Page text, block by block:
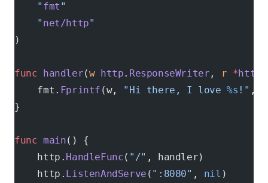
    "
fmt "
    "
net/http"
)
func handler(w http. ResponseWriter , r *http
    fmt.
Fprintf (w, "Hi there, I love %s !" ,
}
func main() {
    http.
HandleFunc( "/" , handler)
    http.
ListenAndServe ( ":8080" , nil )